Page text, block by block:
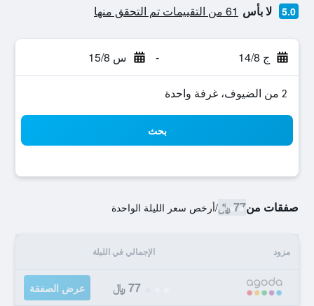
5.0 لا بأس 61 من التقييمات تم التحقق منها
ج 14/8 - س 15/8
2 من الضيوف، غرفة واحدة
بحث
صفقات من77 ﷼ /أرخص سعر الليلة الواحدة
مزود الإجمالي في الليلة
77 ﷼ عرض الصفقة